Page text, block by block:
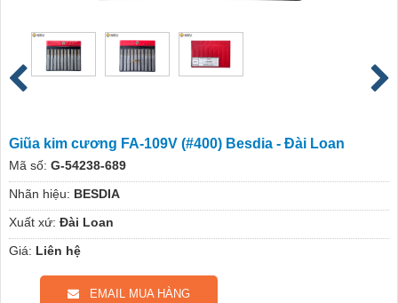
Giũa kim cương FA-109V (#400) Besdia - Đài Loan
Mã số: G-54238-689
Nhãn hiệu: BESDIA
Xuất xứ: Đài Loan
Giá: Liên hệ
EMAIL MUA HÀNG